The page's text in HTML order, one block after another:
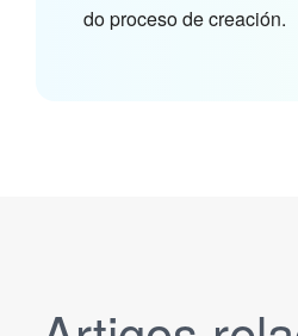
do proceso de creación.